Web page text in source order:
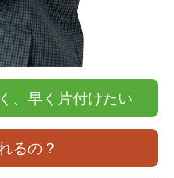
、早く片付けたい
るの？